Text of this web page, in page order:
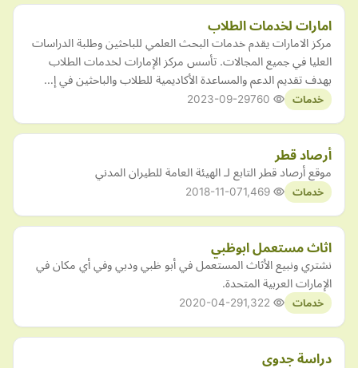
امارات لخدمات الطلاب
مركز الامارات يقدم خدمات البحث العلمي للباحثين وطلبة الدراسات
العليا في جميع المجالات. تأسس مركز الإمارات لخدمات الطلاب
بهدف تقديم الدعم والمساعدة الأكاديمية للطلاب والباحثين في إ…
خدمات 2023-09-29
أرصاد قطر
موقع أرصاد قطر التابع لـ الهيئة العامة للطيران المدني
خدمات 2018-11-07
اثاث مستعمل ابوظبي
نشتري ونبيع الأثاث المستعمل في أبو ظبي ودبي وفي أي مكان في
الإمارات العربية المتحدة.
خدمات 2020-04-29
دراسة جدوى